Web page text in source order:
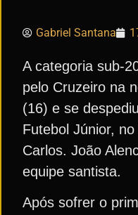
Gabriel Santana
A categoria sub-
pelo Cruzeiro na
(16) e se
Futebol Júnior,
Carlos. João
equipe santista.
Após sofrer o